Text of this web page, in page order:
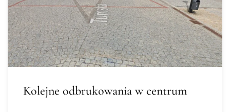
Kolejne odbrukowania w centrum